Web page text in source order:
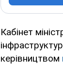
Кабінет
керівництвом